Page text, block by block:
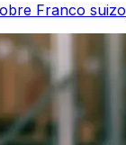
Franco suizo